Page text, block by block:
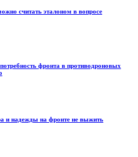
считать эталоном в вопросе
фронта в противодроновых
и надежды на фронте не выжить